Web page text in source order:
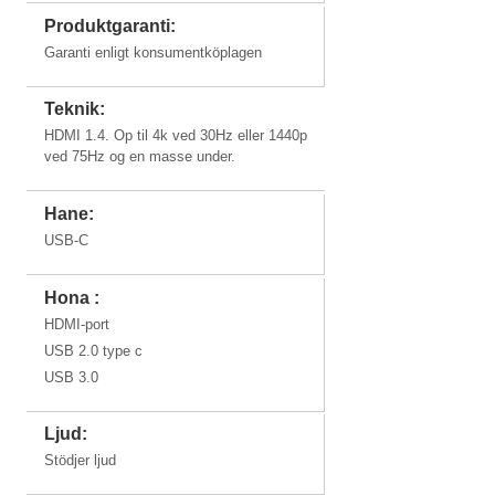
iMac 27" (USB-
2021
Mac Mini, iPad & PC'er
iPad Pro 12,9"
Produktgaranti:
Garanti enligt konsumentköplagen
Teknik:
HDMI 1.4. Op til 4k ved 30Hz eller 1440p
ved 75Hz og en masse under.
Hane:
USB-C
Hona :
HDMI-port
USB 2.0 type c
USB 3.0
Ljud:
Stödjer ljud